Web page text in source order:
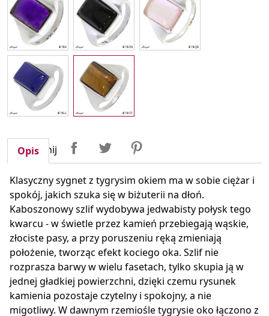
Udostępnij UdostępnijTweetuj
Opis
Klasyczny sygnet z tygrysim okiem ma w sobie ciężar i
spokój, jakich szuka się w biżuterii na dłoń.
Kaboszonowy szlif wydobywa jedwabisty połysk tego
kwarcu - w świetle przez kamień przebiegają wąskie,
złociste pasy, a przy poruszeniu ręką zmieniają
położenie, tworząc efekt kociego oka. Szlif nie
rozprasza barwy w wielu fasetach, tylko skupia ją w
jednej gładkiej powierzchni, dzięki czemu rysunek
kamienia pozostaje czytelny i spokojny, a nie
migotliwy. W dawnym rzemiośle tygrysie oko łączono z